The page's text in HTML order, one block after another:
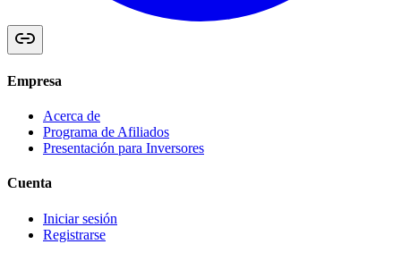
Empresa
Acerca de
Programa de Afiliados
Presentación para Inversores
Cuenta
Iniciar sesión
Registrarse